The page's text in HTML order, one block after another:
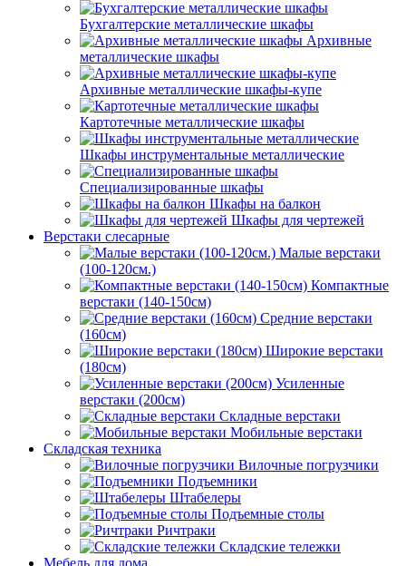
Бухгалтерские металлические шкафы
Архивные
металлические шкафы
Архивные металлические шкафы-купе
Картотечные металлические шкафы
Шкафы инструментальные металлические
Специализированные шкафы
Шкафы на балкон
Шкафы для чертежей
Верстаки слесарные
Малые верстаки
(100-120см.)
Компактные
верстаки (140-150см)
Средние верстаки
(160см)
Широкие верстаки
(180см)
Усиленные
верстаки (200см)
Складные верстаки
Мобильные верстаки
Складская техника
Вилочные погрузчики
Подъемники
Штабелеры
Подъемные столы
Ричтраки
Складские тележки
Мебель для дома